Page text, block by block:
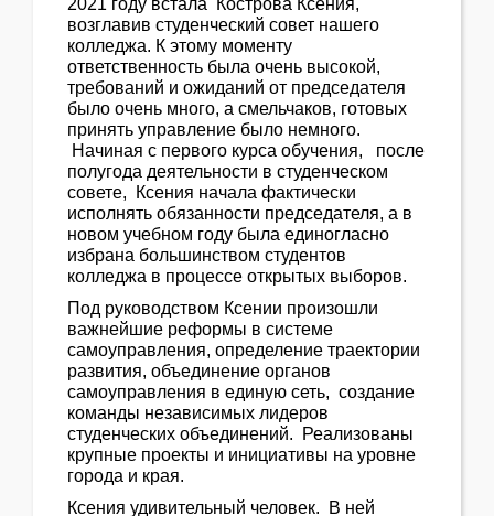
2021 году встала Кострова Ксения,
возглавив студенческий совет нашего
колледжа. К этому моменту
ответственность была очень высокой,
требований и ожиданий от председателя
было очень много, а смельчаков, готовых
принять управление было немного.
Начиная с первого курса обучения, после
полугода деятельности в студенческом
совете, Ксения начала фактически
исполнять обязанности председателя, а в
новом учебном году была единогласно
избрана большинством студентов
колледжа в процессе открытых выборов.
Под руководством Ксении произошли
важнейшие реформы в системе
самоуправления, определение траектории
развития, объединение органов
самоуправления в единую сеть, создание
команды независимых лидеров
студенческих объединений. Реализованы
крупные проекты и инициативы на уровне
города и края.
Ксения удивительный человек. В ней